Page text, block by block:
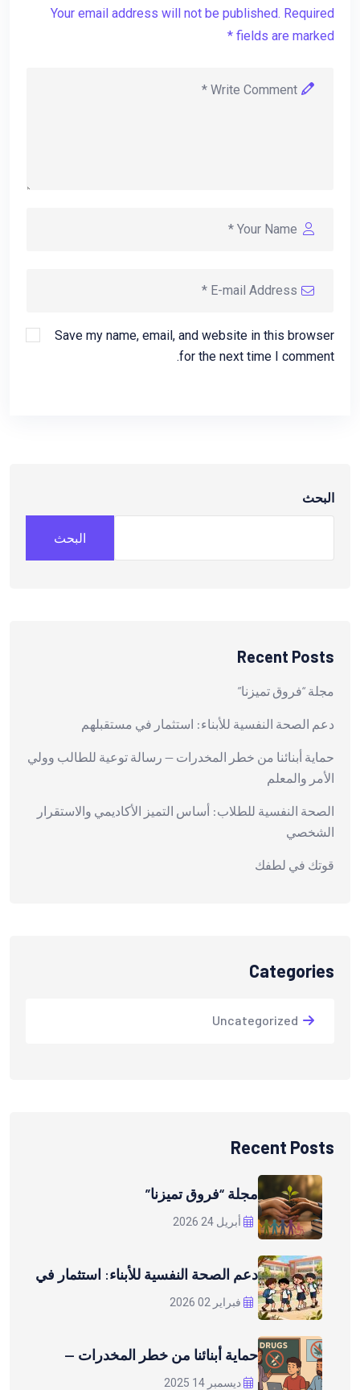
Your email address will not be published. Required
fields are marked *
Save my name, email, and website in this browser
for the next time I comment.
البحث
البحث
Recent Posts
مجلة “فروق تميزنا”
دعم الصحة النفسية للأبناء: استثمار في مستقبلهم
حماية أبنائنا من خطر المخدرات — رسالة توعية للطالب وولي
الأمر والمعلم
الصحة النفسية للطلاب: أساس التميز الأكاديمي والاستقرار
الشخصي
قوتك في لطفك
Categories
Uncategorized
Recent Posts
مجلة “فروق تميزنا”
أبريل 24 2026
دعم الصحة النفسية للأبناء: استثمار في
فبراير 02 2026
حماية أبنائنا من خطر المخدرات —
ديسمبر 14 2025